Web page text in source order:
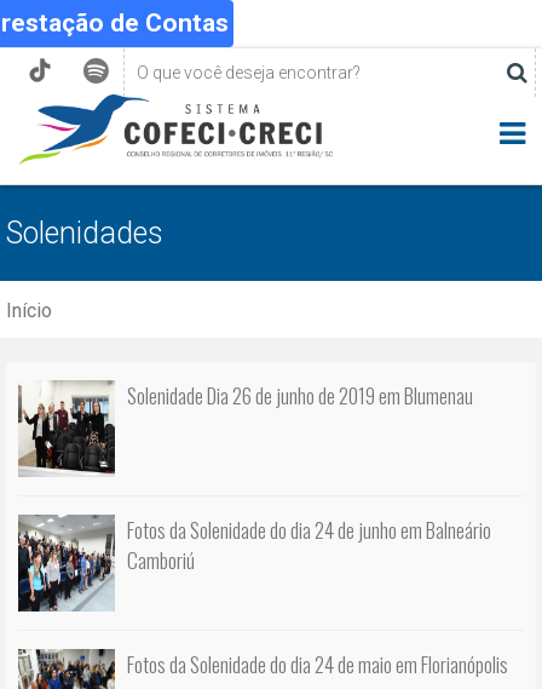
de Contas
Solenidades
Início
Solenidade Dia 26 de junho de 2019 em Blumenau
Fotos da Solenidade do dia 24 de junho em Balneário
Camboriú
Fotos da Solenidade do dia 24 de maio em Florianópolis